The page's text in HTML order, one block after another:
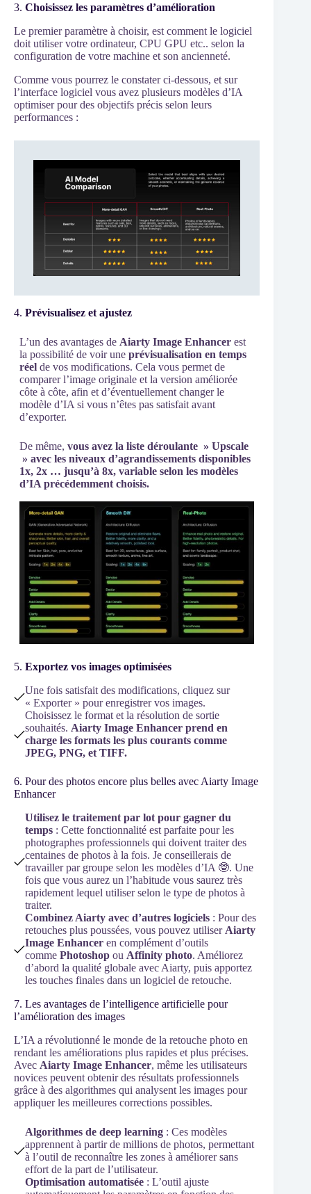
3. Choisissez les paramètres d’amélioration
Le premier paramètre à choisir, est comment le logiciel
doit utiliser votre ordinateur, CPU GPU etc.. selon la
configuration de votre machine et son ancienneté.
Comme vous pourrez le constater ci-dessous, et sur
l’interface logiciel vous avez plusieurs modèles d’IA
optimiser pour des objectifs précis selon leurs
performances :
4. Prévisualisez et ajustez
L’un des avantages de Aiarty Image Enhancer est
la possibilité de voir une prévisualisation en temps
réel de vos modifications. Cela vous permet de
comparer l’image originale et la version améliorée
côte à côte, afin et d’éventuellement changer le
modèle d’IA si vous n’êtes pas satisfait avant
d’exporter.
De même, vous avez la liste déroulante » Upscale
» avec les niveaux d’agrandissements disponibles
1x, 2x … jusqu’à 8x, variable selon les modèles
d’IA précédemment choisis.
5. Exportez vos images optimisées
Une fois satisfait des modifications, cliquez sur
« Exporter » pour enregistrer vos images.
Choisissez le format et la résolution de sortie
souhaités. Aiarty Image Enhancer prend en
charge les formats les plus courants comme
JPEG, PNG, et TIFF.
6. Pour des photos encore plus belles avec Aiarty Image
Enhancer
Utilisez le traitement par lot pour gagner du
temps : Cette fonctionnalité est parfaite pour les
photographes professionnels qui doivent traiter des
centaines de photos à la fois. Je conseillerais de
travailler par groupe selon les modèles d’IA 🤓. Une
fois que vous aurez un l’habitude vous saurez très
rapidement lequel utiliser selon le type de photos à
traiter.
Combinez Aiarty avec d’autres logiciels : Pour des
retouches plus poussées, vous pouvez utiliser Aiarty
Image Enhancer en complément d’outils
comme Photoshop ou Affinity photo. Améliorez
d’abord la qualité globale avec Aiarty, puis apportez
les touches finales dans un logiciel de retouche.
7. Les avantages de l’intelligence artificielle pour
l’amélioration des images
L’IA a révolutionné le monde de la retouche photo en
rendant les améliorations plus rapides et plus précises.
Avec Aiarty Image Enhancer, même les utilisateurs
novices peuvent obtenir des résultats professionnels
grâce à des algorithmes qui analysent les images pour
appliquer les meilleures corrections possibles.
Algorithmes de deep learning : Ces modèles
apprennent à partir de millions de photos, permettant
à l’outil de reconnaître les zones à améliorer sans
effort de la part de l’utilisateur.
Optimisation automatisée : L’outil ajuste